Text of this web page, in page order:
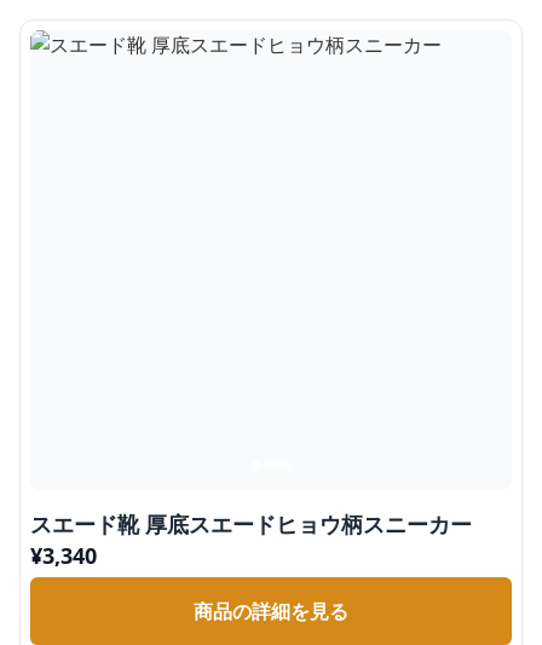
スエード靴 厚底スエードヒョウ柄スニーカー
¥3,340
商品の詳細を見る